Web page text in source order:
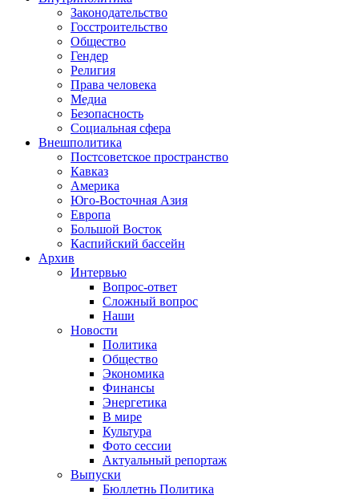
Законодательство
Госстроительство
Общество
Гендер
Религия
Права человека
Медиа
Безопасность
Социальная сфера
Внешполитика
Постсоветское пространство
Кавказ
Америка
Юго-Восточная Азия
Европа
Большой Восток
Каспийский бассейн
Архив
Интервью
Вопрос-ответ
Сложный вопрос
Наши
Новости
Политика
Общество
Экономика
Финансы
Энергетика
В мире
Культура
Фото сессии
Актуальный репортаж
Выпуски
Бюллетнь Политика